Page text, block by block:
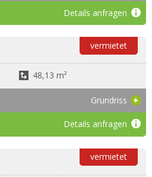
Details anfragen
48,13 m²
vermietet
Grundriss
Details anfragen
vermietet